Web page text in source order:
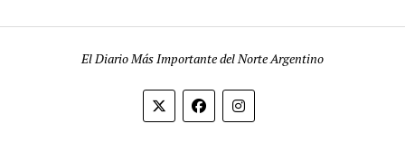
El Diario Más Importante del Norte Argentino